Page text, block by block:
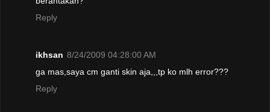
Reply
ikhsan 8/24/2009 04:28:00 AM
ga mas,saya cm ganti skin aja,,,tp ko mlh error???
Reply